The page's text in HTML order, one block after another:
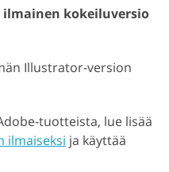
kokeiluversio
Illustrator-version
tuotteista, lue lisää
ilmaiseksi ja käyttää